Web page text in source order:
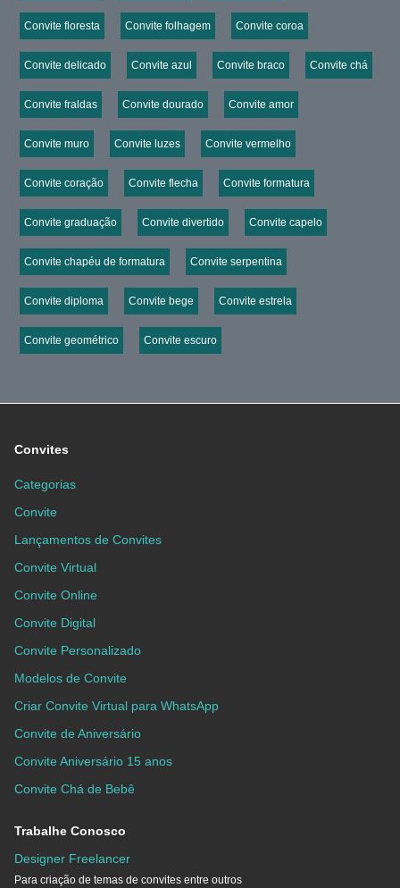
Convite floresta Convite folhagem Convite coroa
Convite delicado Convite azul Convite braco Convite chá
Convite fraldas Convite dourado Convite amor
Convite muro Convite luzes Convite vermelho
Convite coração Convite flecha Convite formatura
Convite graduação Convite divertido Convite capelo
Convite chapéu de formatura Convite serpentina
Convite diploma Convite bege Convite estrela
Convite geométrico Convite escuro
Convites
Categorias
Convite
Lançamentos de Convites
Convite Virtual
Convite Online
Convite Digital
Convite Personalizado
Modelos de Convite
Criar Convite Virtual para WhatsApp
Convite de Aniversário
Convite Aniversário 15 anos
Convite Chá de Bebê
Trabalhe Conosco
Designer Freelancer
Para criação de temas de convites entre outros